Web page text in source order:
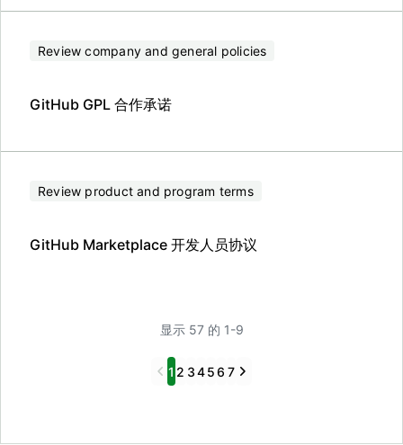
Review company and general policies
GitHub GPL 合作承诺
Review product and program terms
GitHub Marketplace 开发人员协议
显示 57 的 1-9
Previous
1 2 3456 7 Next